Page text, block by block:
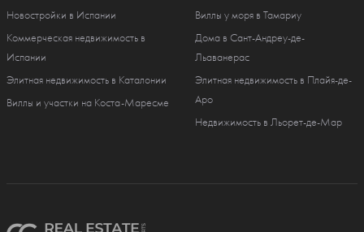
Новостройки в Испании
Коммерческая недвижимость в
Испании
Элитная недвижимость в Каталонии
Виллы и участки на Коста-Маресме
Виллы у моря в Тамариу
Дома в Сант-Андреу-де-
Льаванерас
Элитная недвижимость в Плайя-де-
Аро
Недвижимость в Льорет-де-Мар